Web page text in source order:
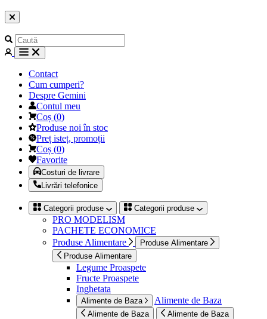
Contact
Cum cumperi?
Despre Gemini
Contul meu
Coș (0)
Produse noi în stoc
Preț isteț, promoții
Coș (0)
Favorite
Costuri de livrare
Livrări telefonice
Categorii produse Categorii produse
PRO MODELISM
PACHETE ECONOMICE
Produse Alimentare
Produse Alimentare
Produse Alimentare
Legume Proaspete
Fructe Proaspete
Inghetata
Alimente de Baza Alimente de Baza
Alimente de Baza Alimente de Baza